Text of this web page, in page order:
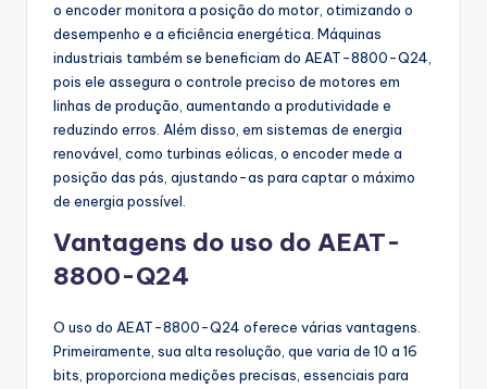
o encoder monitora a posição do motor, otimizando o
desempenho e a eficiência energética. Máquinas
industriais também se beneficiam do AEAT-8800-Q24,
pois ele assegura o controle preciso de motores em
linhas de produção, aumentando a produtividade e
reduzindo erros. Além disso, em sistemas de energia
renovável, como turbinas eólicas, o encoder mede a
posição das pás, ajustando-as para captar o máximo
de energia possível.
Vantagens do uso do AEAT-
8800-Q24
O uso do AEAT-8800-Q24 oferece várias vantagens.
Primeiramente, sua alta resolução, que varia de 10 a 16
bits, proporciona medições precisas, essenciais para